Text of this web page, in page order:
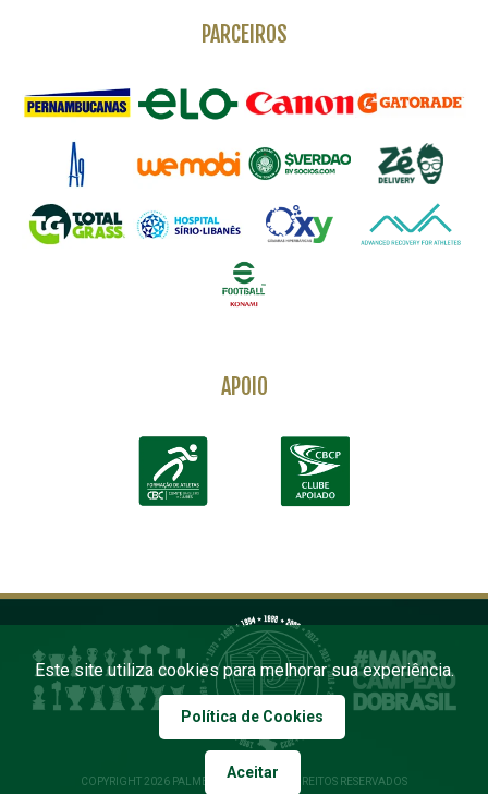
PARCEIROS
APOIO
COPYRIGHT 2026 PALMEIRAS. TODOS OS DIREITOS RESERVADOS
Este site utiliza cookies para melhorar sua experiência.
Política de Cookies
Aceitar